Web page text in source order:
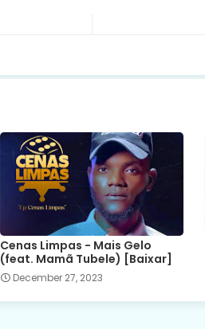
Cenas Limpas - Mais Gelo
(feat. Mamã Tubele) [Baixar]
December 27, 2023